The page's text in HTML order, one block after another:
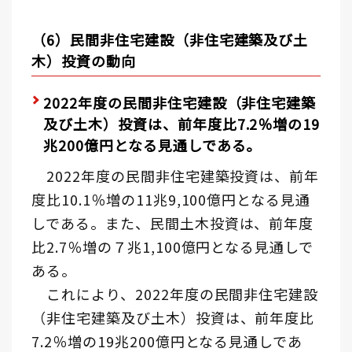
（6）民間非住宅建設（非住宅建築及び土
木）投資の動向
2022年度の民間非住宅建設（非住宅建築
及び土木）投資は、前年度比7.2％増の19
兆200億円となる見通しである。
2022年度の民間非住宅建築投資は、前年
度比10.1％増の11兆9,100億円となる見通
しである。また、民間土木投資は、前年度
比2.7％増の７兆1,100億円となる見通しで
ある。
これにより、2022年度の民間非住宅建設
（非住宅建築及び土木）投資は、前年度比
7.2％増の19兆200億円となる見通しであ